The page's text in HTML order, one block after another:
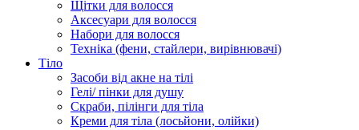
Щітки для волосся
Аксесуари для волосся
Набори для волосся
Техніка (фени, стайлери, вирівнювачі)
Тіло
Засоби від акне на тілі
Гелі/ пінки для душу
Скраби, пілінги для тіла
Креми для тіла (лосьйони, олійки)